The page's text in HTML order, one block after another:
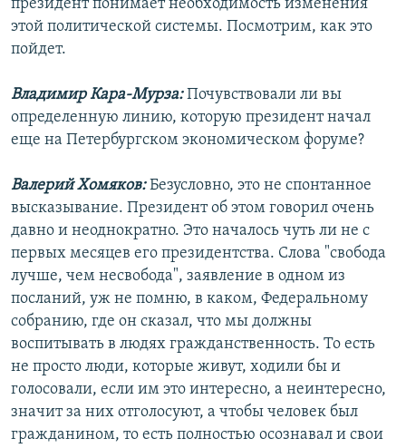
президент понимает необходимость изменения
этой политической системы. Посмотрим, как это
пойдет.
Владимир Кара-Мурза:Почувствовали ли вы
определенную линию, которую президент начал
еще на Петербургском экономическом форуме?
Валерий Хомяков:Безусловно, это не спонтанное
высказывание. Президент об этом говорил очень
давно и неоднократно. Это началось чуть ли не с
первых месяцев его президентства. Слова "свобода
лучше, чем несвобода", заявление в одном из
посланий, уж не помню, в каком, Федеральному
собранию, где он сказал, что мы должны
воспитывать в людях гражданственность. То есть
не просто люди, которые живут, ходили бы и
голосовали, если им это интересно, а неинтересно,
значит за них отголосуют, а чтобы человек был
гражданином, то есть полностью осознавал и свои